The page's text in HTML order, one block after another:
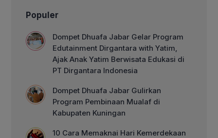
Populer
Dompet Dhuafa Jabar Gelar Program
Edutainment Dirgantara with Yatim,
Ajak Anak Yatim Berwisata Edukasi di
PT Dirgantara Indonesia
Dompet Dhuafa Jabar Gulirkan
Program Pembinaan Mualaf di
Kabupaten Kuningan
10 Cara Memaknai Hari Kemerdekaan